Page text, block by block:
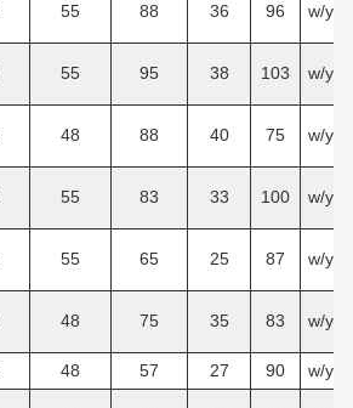
55 88 36 96 w/y
55 95 38 103 w/y
48 88 40 75 w/y
55 83 33 100 w/y
55 65 25 87 w/y
48 75 35 83 w/y
48 57 27 90 w/y